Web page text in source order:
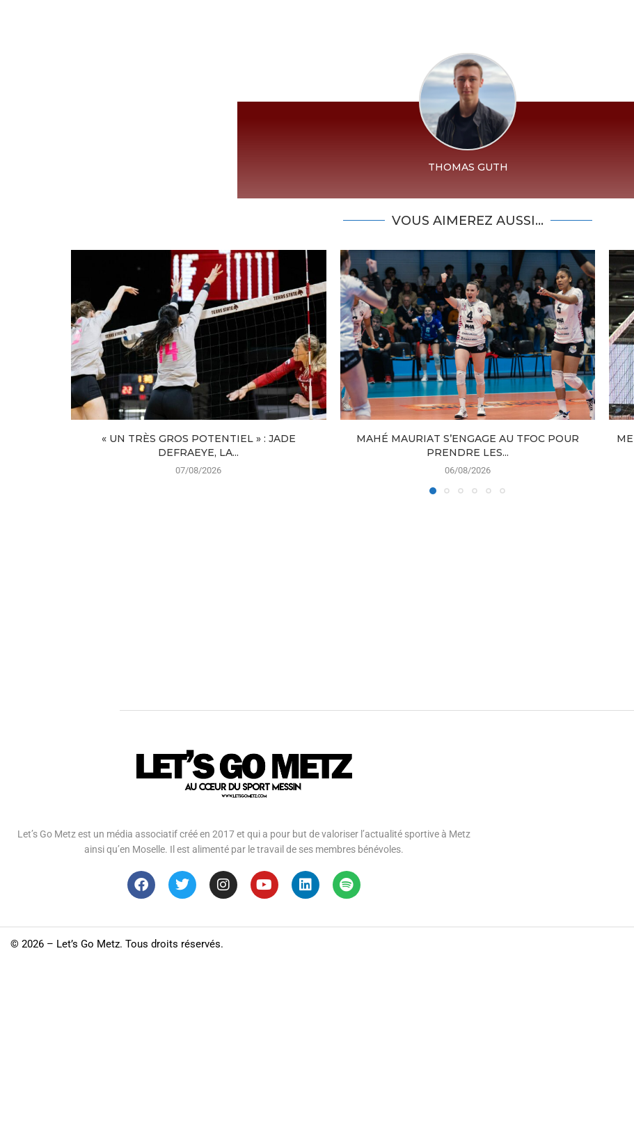
THOMAS GUTH
VOUS AIMEREZ AUSSI...
« UN TRÈS GROS POTENTIEL » : JADE
DEFRAEYE, LA...
07/08/2026
MAHÉ MAURIAT S’ENGAGE AU TFOC POUR
PRENDRE LES...
06/08/2026
Let’s Go Metz est un média associatif créé en 2017 et qui a pour but de valoriser l’actualité sportive à Metz
ainsi qu’en Moselle. Il est alimenté par le travail de ses membres bénévoles.
© 2026 – Let’s Go Metz. Tous droits réservés.